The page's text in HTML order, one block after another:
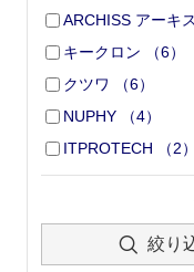
ARCHISS アーキス
キークロン
（6）
クツワ
（6）
NUPHY
（4）
ITPROTECH
（2）
絞り